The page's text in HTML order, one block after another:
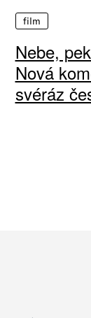
film
Nebe,
Nová
svéráz